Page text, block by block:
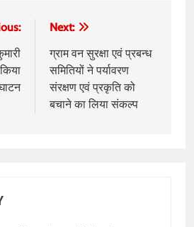
Next:
ग्राम वन सुरक्षा एवं प्रबन्ध
समितियों ने पर्यावरण
संरक्षण एवं प्रकृति को
बचाने का लिया संकल्प